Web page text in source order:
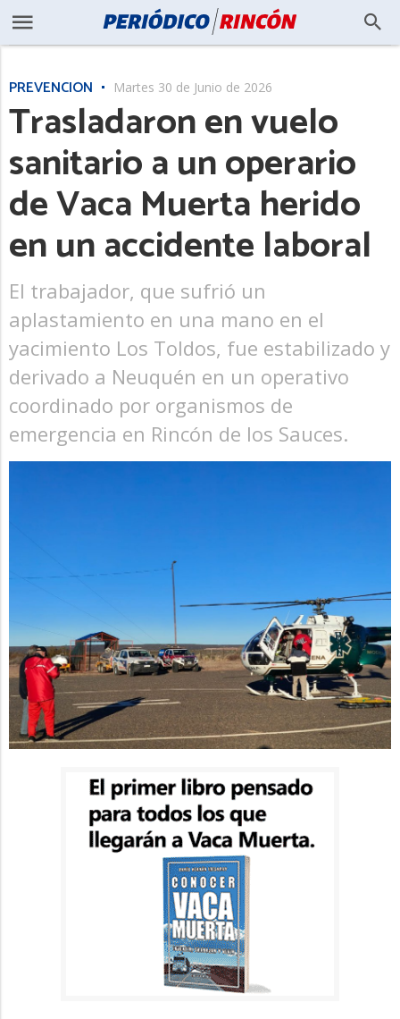
PREVENCIÓN Martes 30 de Junio de 2026
Trasladaron en vuelo
sanitario a un operario
de Vaca Muerta herido
en un accidente laboral
El trabajador, que sufrió un
aplastamiento en una mano en el
yacimiento Los Toldos, fue estabilizado y
derivado a Neuquén en un operativo
coordinado por organismos de
emergencia en Rincón de los Sauces.